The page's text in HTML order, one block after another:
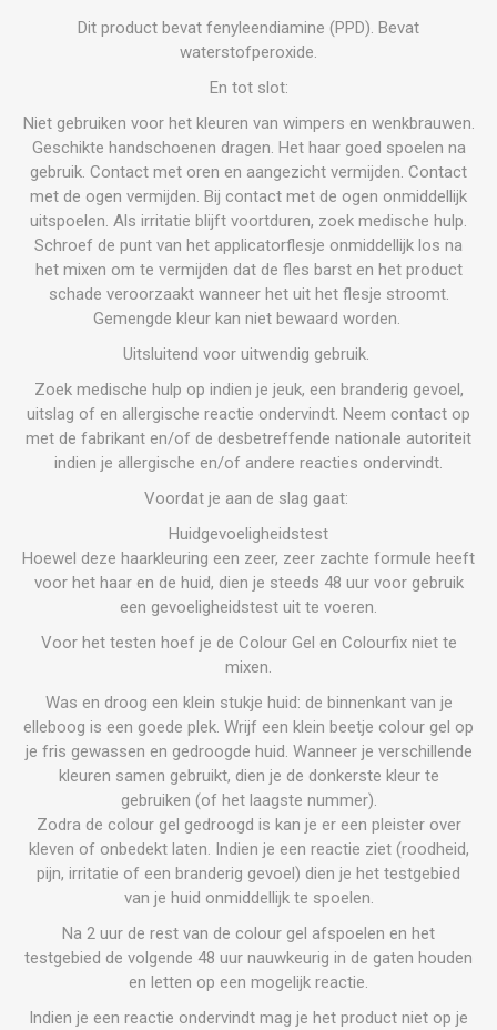
Dit product bevat fenyleendiamine (PPD). Bevat
waterstofperoxide.
En tot slot:
Niet gebruiken voor het kleuren van wimpers en wenkbrauwen.
Geschikte handschoenen dragen. Het haar goed spoelen na
gebruik. Contact met oren en aangezicht vermijden. Contact
met de ogen vermijden. Bij contact met de ogen onmiddellijk
uitspoelen. Als irritatie blijft voortduren, zoek medische hulp.
Schroef de punt van het applicatorflesje onmiddellijk los na
het mixen om te vermijden dat de fles barst en het product
schade veroorzaakt wanneer het uit het flesje stroomt.
Gemengde kleur kan niet bewaard worden.
Uitsluitend voor uitwendig gebruik.
Zoek medische hulp op indien je jeuk, een branderig gevoel,
uitslag of en allergische reactie ondervindt. Neem contact op
met de fabrikant en/of de desbetreffende nationale autoriteit
indien je allergische en/of andere reacties ondervindt.
Voordat je aan de slag gaat:
Huidgevoeligheidstest
Hoewel deze haarkleuring een zeer, zeer zachte formule heeft
voor het haar en de huid, dien je steeds 48 uur voor gebruik
een gevoeligheidstest uit te voeren.
Voor het testen hoef je de Colour Gel en Colourfix niet te
mixen.
Was en droog een klein stukje huid: de binnenkant van je
elleboog is een goede plek. Wrijf een klein beetje colour gel op
je fris gewassen en gedroogde huid. Wanneer je verschillende
kleuren samen gebruikt, dien je de donkerste kleur te
gebruiken (of het laagste nummer).
Zodra de colour gel gedroogd is kan je er een pleister over
kleven of onbedekt laten. Indien je een reactie ziet (roodheid,
pijn, irritatie of een branderig gevoel) dien je het testgebied
van je huid onmiddellijk te spoelen.
Na 2 uur de rest van de colour gel afspoelen en het
testgebied de volgende 48 uur nauwkeurig in de gaten houden
en letten op een mogelijk reactie.
Indien je een reactie ondervindt mag je het product niet op je